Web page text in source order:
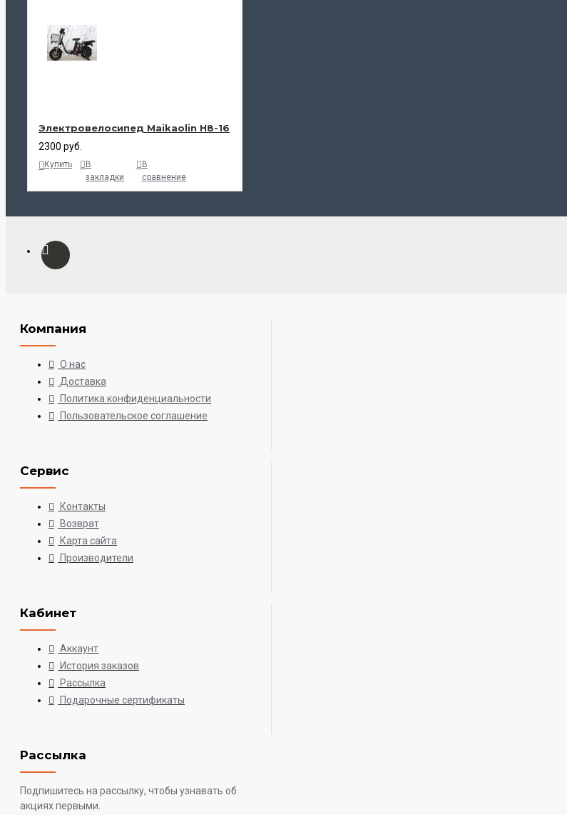
Электровелосипед Maikaolin H8-16
2300 руб.
Купить
В
закладки
В
сравнение
Компания
О нас
Доставка
Политика конфиденциальности
Пользовательское соглашение
Сервис
Контакты
Возврат
Карта сайта
Производители
Кабинет
Аккаунт
История заказов
Рассылка
Подарочные сертификаты
Рассылка
Подпишитесь на рассылку, чтобы узнавать об
акциях первыми.